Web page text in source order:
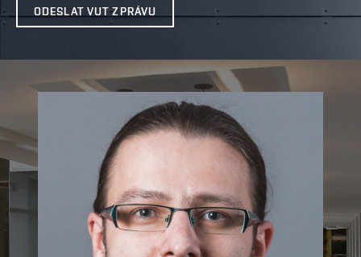
ODESLAT VUT ZPRÁVU